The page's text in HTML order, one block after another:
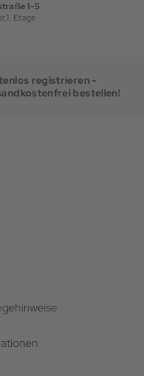
1-5
1. Etage
registrieren -
bestellen!